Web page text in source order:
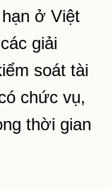
ở Việt
giải
soát tài
chức vụ,
thời gian